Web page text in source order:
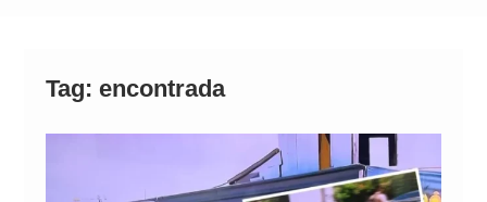
Tag: encontrada